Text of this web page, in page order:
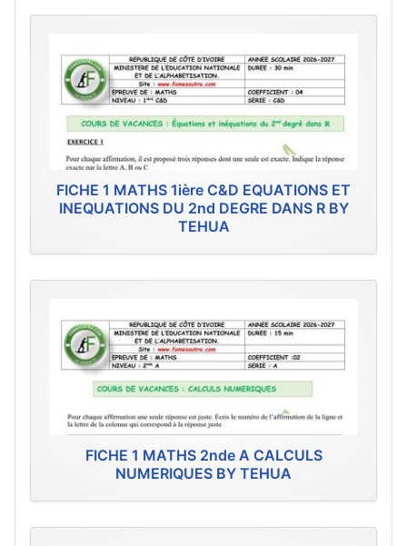
FICHE 1 MATHS 1ière C&D EQUATIONS ET
INEQUATIONS DU 2nd DEGRE DANS R BY
TEHUA
FICHE 1 MATHS 2nde A CALCULS
NUMERIQUES BY TEHUA